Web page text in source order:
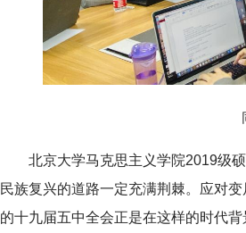
北京大学马克思主义学院2019级
民族复兴的道路一定充满荆棘。应对
的十九届五中全会正是在这样的时代